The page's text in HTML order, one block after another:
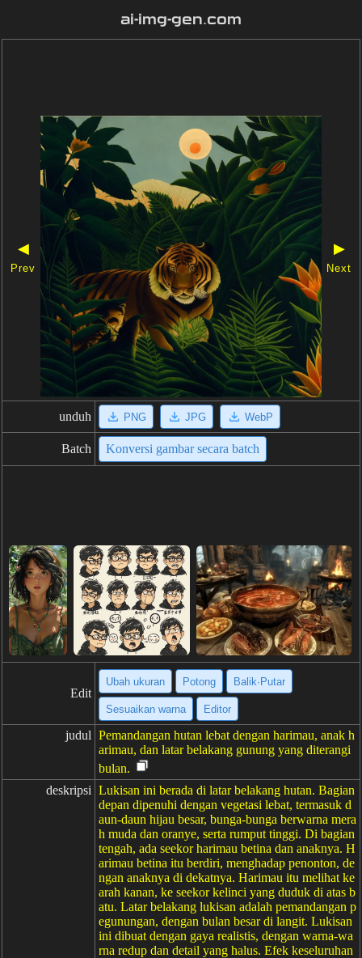
ai-img-gen.com
◀
Prev
▶
Next
unduh PNG JPG WebP
Batch Konversi gambar secara batch
Edit
Ubah ukuran Potong Balik·Putar
Sesuaikan warna Editor
judul Pemandangan hutan lebat dengan harimau, anak h
arimau, dan latar belakang gunung yang diterangi
bulan.
deskripsi Lukisan ini berada di latar belakang hutan. Bagian
depan dipenuhi dengan vegetasi lebat, termasuk d
aun-daun hijau besar, bunga-bunga berwarna mera
h muda dan oranye, serta rumput tinggi. Di bagian
tengah, ada seekor harimau betina dan anaknya. H
arimau betina itu berdiri, menghadap penonton, de
ngan anaknya di dekatnya. Harimau itu melihat ke
arah kanan, ke seekor kelinci yang duduk di atas b
atu. Latar belakang lukisan adalah pemandangan p
egunungan, dengan bulan besar di langit. Lukisan
ini dibuat dengan gaya realistis, dengan warna-wa
rna redup dan detail yang halus. Efek keseluruhan